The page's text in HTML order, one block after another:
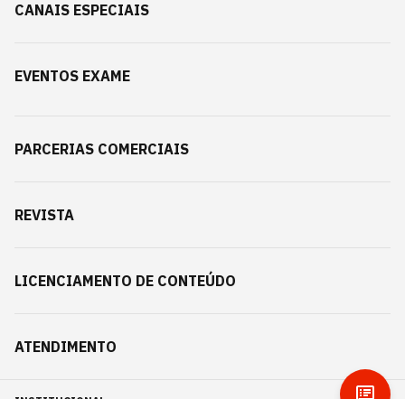
CANAIS ESPECIAIS
EVENTOS EXAME
PARCERIAS COMERCIAIS
REVISTA
LICENCIAMENTO DE CONTEÚDO
ATENDIMENTO